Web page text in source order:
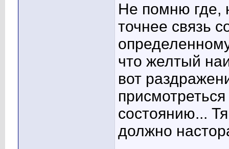
Не помню где,
точнее связь
что желтый
вот
состоянию...
должно